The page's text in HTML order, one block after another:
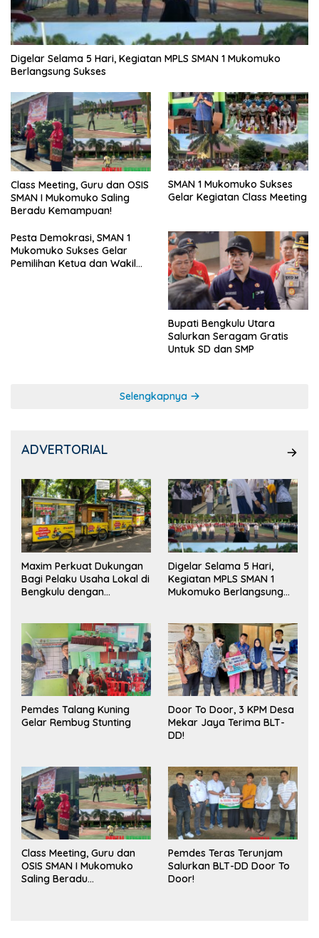
Digelar Selama 5 Hari, Kegiatan MPLS SMAN 1 Mukomuko
Berlangsung Sukses
Class Meeting, Guru dan OSIS
SMAN I Mukomuko Saling
Beradu Kemampuan!
SMAN 1 Mukomuko Sukses
Gelar Kegiatan Class Meeting
Pesta Demokrasi, SMAN 1
Mukomuko Sukses Gelar
Pemilihan Ketua dan Wakil
Bupati Bengkulu Utara
Salurkan Seragam Gratis
Untuk SD dan SMP
Selengkapnya
ADVERTORIAL
Maxim Perkuat Dukungan
Bagi Pelaku Usaha Lokal di
Bengkulu dengan
Pasar
Digelar Selama 5 Hari,
Kegiatan MPLS SMAN 1
Mukomuko Berlangsung
Pemdes Talang Kuning
Gelar Rembug Stunting
Door To Door, 3 KPM Desa
Mekar Jaya Terima BLT-
DD!
Class Meeting, Guru dan
OSIS SMAN I Mukomuko
Saling Beradu
Pemdes Teras Terunjam
Salurkan BLT-DD Door To
Door!